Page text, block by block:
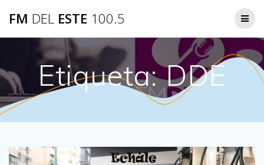
FM DEL ESTE 100.5
Etiqueta:DDE